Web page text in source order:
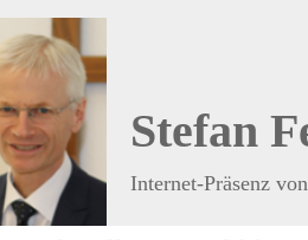
Stefan
Internet-Präsenz